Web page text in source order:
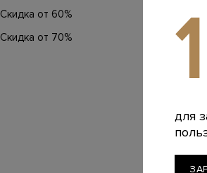
Скидка от 60%
Скидка от 70%
для